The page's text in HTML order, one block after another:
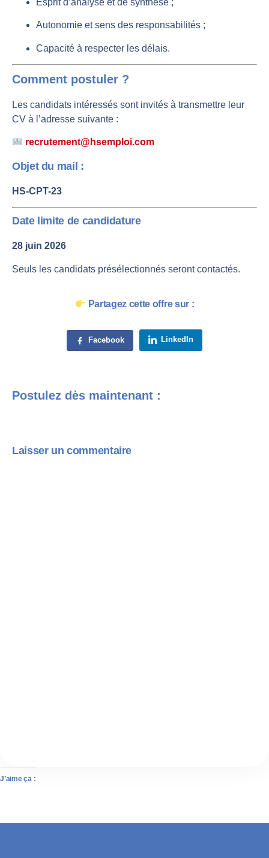
Postulez dès maintenant :
Laisser un commentaire
Autonomie et sens des responsabilités ;
Capacité à respecter les délais.
Comment postuler ?
Les candidats intéressés sont invités à transmettre leur
CV à l’adresse suivante :
recrutement@hsemploi.com
Objet du mail :
HS-CPT-23
Date limite de candidature
28 juin 2026
Seuls les candidats présélectionnés seront contactés.
Partagez cette offre sur :
Facebook LinkedIn
J’aime ça :